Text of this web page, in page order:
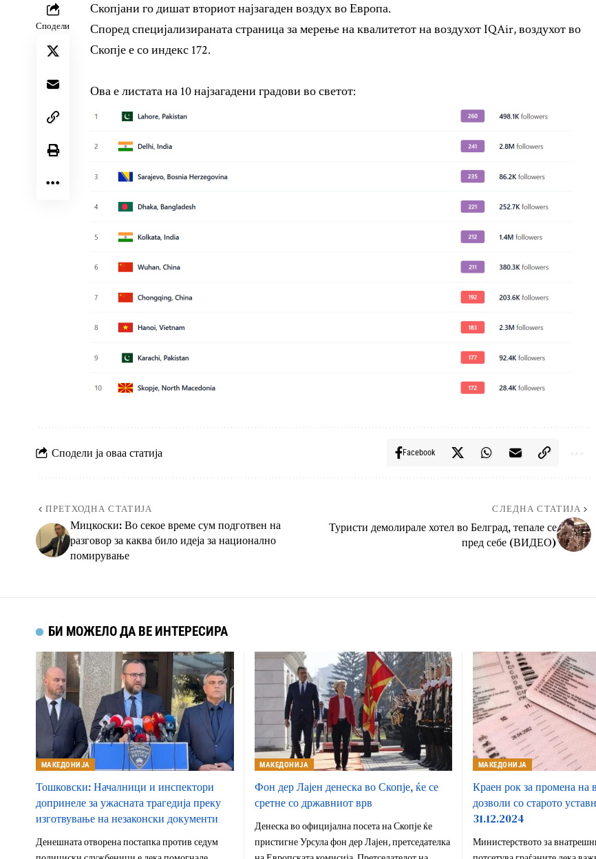
Сподели
Скопјани го дишат вториот најзагаден воздух во Европа.
Според специјализираната страница за мерење на квалитетот на воздухот IQAir, воздухот во
Скопје е со индекс 172.
Ова е листата на 10 најзагадени градови во светот:
Сподели ја оваа статија Facebook
ПРЕТХОДНА СТАТИЈА
Мицкоски: Во секое време сум подготвен на
разговор за каква било идеја за национално
помирување
СЛЕДНА СТАТИЈА
Туристи демолирале хотел во Белград, тепале се
пред себе (ВИДЕО)
БИ МОЖЕЛО ДА ВЕ ИНТЕРЕСИРА
МАКЕДОНИЈА
Тошковски: Началници и инспектори
допринеле за ужасната трагедија преку
изготвување на незаконски документи
Денешната отворена постапка против седум
МАКЕДОНИЈА
Фон дер Лајен денеска во Скопје, ќе се
сретне со државниот врв
Денеска во официјална посета на Скопје ќе
пристигне Урсула фон дер Лајен, претседателка
МАКЕДОНИЈА
Краен рок за промена на
дозволи со старото
31.12.2024
Министерството за